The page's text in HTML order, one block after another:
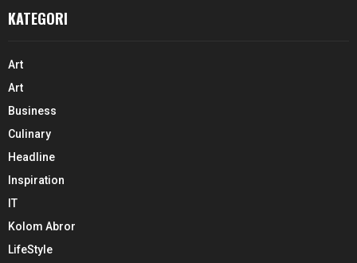
KATEGORI
Art
Art
Business
Culinary
Headline
Inspiration
IT
Kolom Abror
LifeStyle